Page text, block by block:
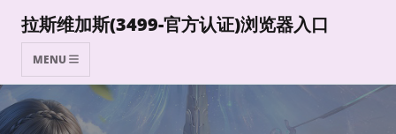
拉斯维加斯(3499-官方认证)浏览器入口
MENU